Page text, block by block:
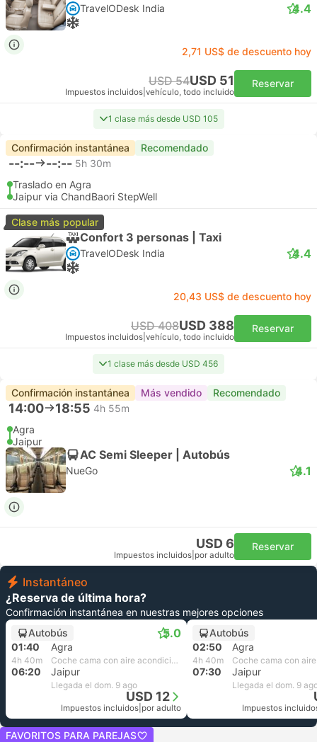
TravelODesk India 4.4
2,71 US$ de descuento hoy
USD 54USD 51
Impuestos incluidos vehículo, todo incluido
Reservar
1 clase más desde USD 105
Confirmación instantánea Recomendado
--:-- --:-- 5h 30m
Traslado en Agra
Jaipur via ChandBaori StepWell
Clase más popular
Confort 3 personas | Taxi
TravelODesk India 4.4
20,43 US$ de descuento hoy
USD 408USD 388
Impuestos incluidos vehículo, todo incluido
Reservar
1 clase más desde USD 456
Confirmación instantánea Más vendido Recomendado
14:00 18:55 4h 55m
Agra
Jaipur
AC Semi Sleeper | Autobús
NueGo 4.1
USD 6
Impuestos incluidos por adulto
Reservar
Instantáneo
¿Reserva de última hora?
Confirmación instantánea en nuestras mejores opciones
Autobús
5.0
01:40 Agra
4h 40m Coche cama con aire acondicionado | Mahaveer Travels MTA
06:20 Jaipur
Llegada el dom. 9 ago
USD 12
Impuestos incluidos por adulto
Autobús
02:50
Agra
4h 40m
07:30 Jaipur
Llegada el dom. 9
Impuestos
FAVORITOS PARA PAREJAS